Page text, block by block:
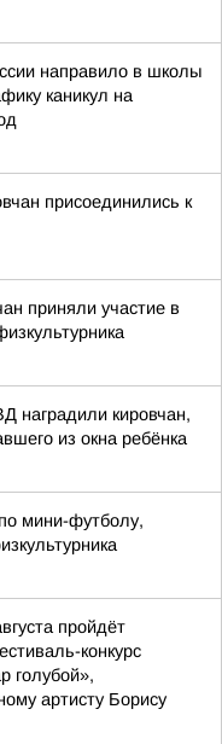
направило в школы
каникул на
присоединились к
приняли участие в
наградили кировчан,
из окна ребёнка
мини-футболу,
пройдёт
конкурс
голубой»,
артисту Борису